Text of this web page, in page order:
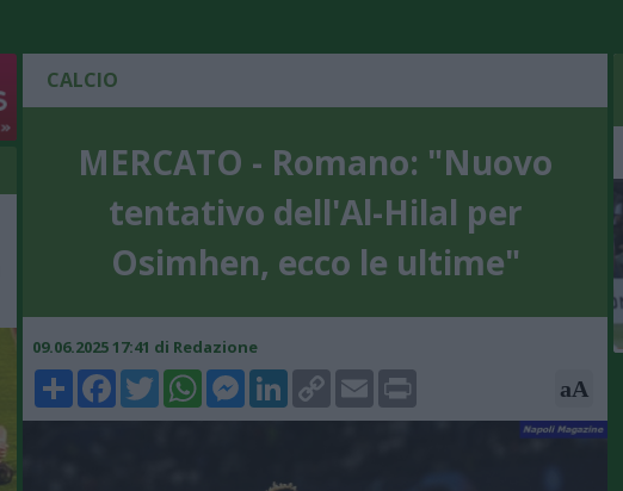
CALCIO
MERCATO - Romano: "Nuovo
tentativo dell'Al-Hilal per
Osimhen, ecco le ultime"
09.06.2025 17:41 di Redazione
ShareFacebookTwitterWhatsAppMessenger
LinkedIn
Copy
Link
Email Print aA